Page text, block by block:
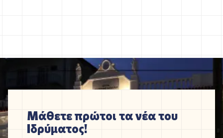
Μάθετε πρώτοι τα νέα του
Ιδρύματος!